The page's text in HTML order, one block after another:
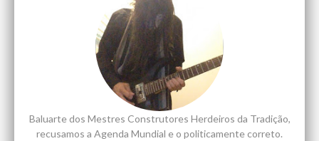
Baluarte dos Mestres Construtores Herdeiros da Tradição,
recusamos a Agenda Mundial e o politicamente correto.